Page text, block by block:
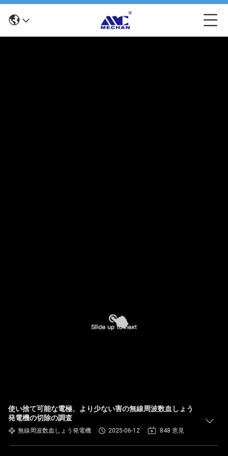
使い捨て可能な電極、より少ない害の無線周波数血しょう
発電機の切除の調査
無線周波数血しょう発電機 2025-06-12 848 意見